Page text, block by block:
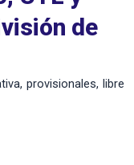
de
provisionales, libre